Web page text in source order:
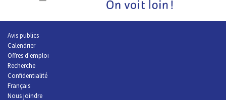
Avis publics
Calendrier
Offres d'emploi
Recherche
Confidentialité
Français
Nous joindre